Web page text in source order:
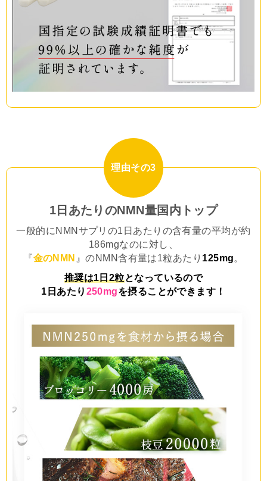
理由その3
1日あたりのNMN量国内トップ
一般的にNMNサプリの1日あたりの含有量の平均が約
186mgなのに対し、
『金のNMN 』のNMN含有量は1粒あたり 125mg。
推奨は1日2粒となっているので
1日あたり 250mgを摂ることができます！